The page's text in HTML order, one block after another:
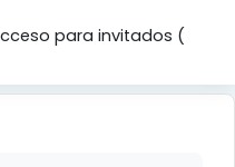
para invitados (